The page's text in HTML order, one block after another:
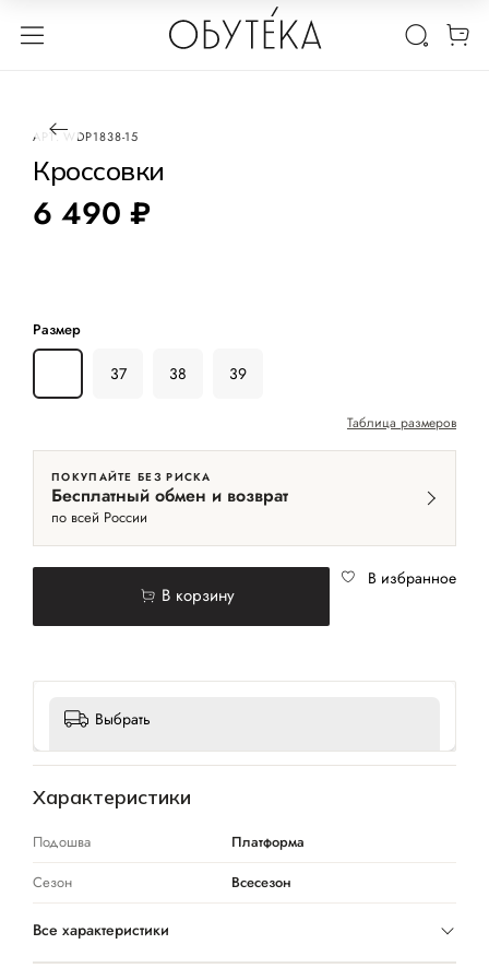
1 / 3
АРТ. WDP1838-15
Кроссовки
6 490 ₽
Размер
37 38 39
Таблица размеров
ПОКУПАЙТЕ БЕЗ РИСКА
Бесплатный обмен и возврат
по всей России
В корзину
В избранное
Выбрать
Характеристики
Подошва
Платформа
Сезон
Всесезон
Все характеристики